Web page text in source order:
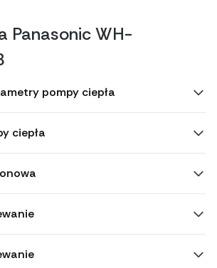
Panasonic WH-
pompy ciepła
ciepła